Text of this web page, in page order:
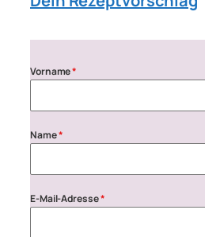
Vorname*
Name*
E-Mail-Adresse*